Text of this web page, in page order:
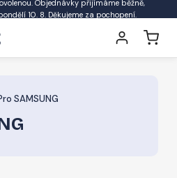
Objednávky přijímáme běžně,
10. 8. Děkujeme za pochopení.
SAMSUNG